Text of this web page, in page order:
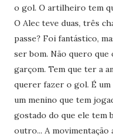
o gol. O artilheiro tem
O Alec teve duas, três
passe? Foi fantástico,
ser bom. Não quero que
garçom. Tem que ter a
querer fazer o gol. É
um menino que tem
gostado do que ele tem
outro... A movimentação